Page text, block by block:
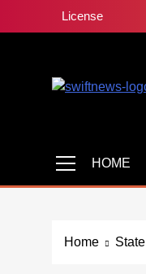
License
HOME
Home State